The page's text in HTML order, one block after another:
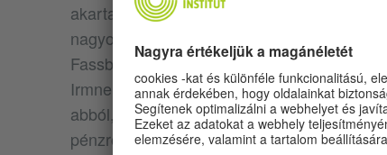
akartak forgatni. Egy Michael Berger nevű
nagyon kellemetlen kérdést, hogy van-e
Fassbindernek meg végképp nem. Teljes
Irmnek, pedig Ulli, a főszereplő még azt is
abból, de Fassbinder hallani nem akar az
pénzről beszélnek, inkább gyorsan